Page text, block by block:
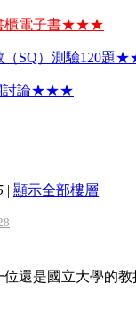
櫃電子書★★★
SQ）測驗120題
討論★★★
| 顯示全部樓層
還是國立大學的教